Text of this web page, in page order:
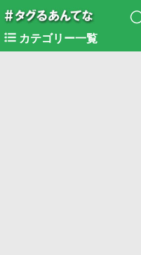
カテゴリー一覧